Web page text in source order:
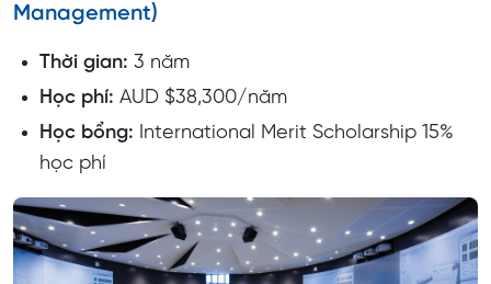
Management)
Thời gian: 3 năm
Học phí: AUD $38,300/năm
Học bổng: International Merit Scholarship 15%
học phí